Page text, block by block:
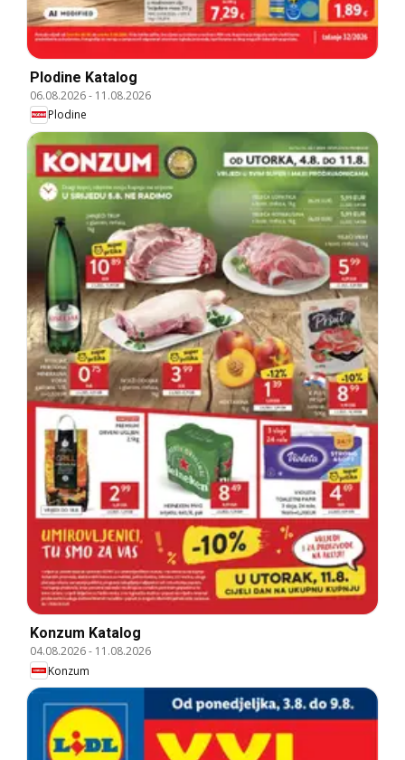
Plodine Katalog
06.08.2026- 11.08.2026
Plodine
Konzum Katalog
04.08.2026- 11.08.2026
Konzum